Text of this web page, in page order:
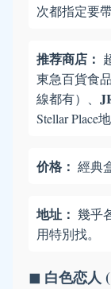
次都指定要
推荐商店：
東急百貨食
線都有）、
Stellar Place
价格： 經典
地址： 幾乎
用特別找。
◼ 白色恋人